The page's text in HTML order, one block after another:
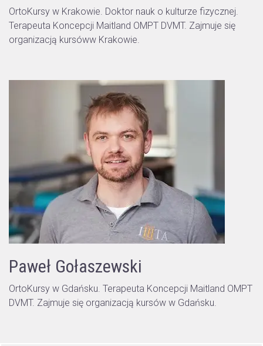
OrtoKursy w Krakowie. Doktor nauk o kulturze fizycznej.
Terapeuta Koncepcji Maitland OMPT DVMT. Zajmuje się
organizacją kursóww Krakowie.
Paweł Gołaszewski
OrtoKursy w Gdańsku. Terapeuta Koncepcji Maitland OMPT
DVMT. Zajmuje się organizacją kursów w Gdańsku.